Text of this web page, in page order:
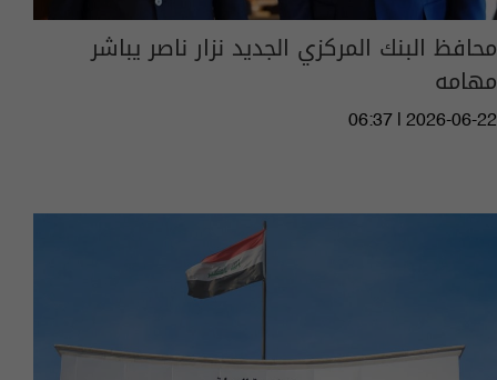
محافظ البنك المركزي الجديد نزار ناصر يباشر
مهامه
06:37 | 2026-06-22